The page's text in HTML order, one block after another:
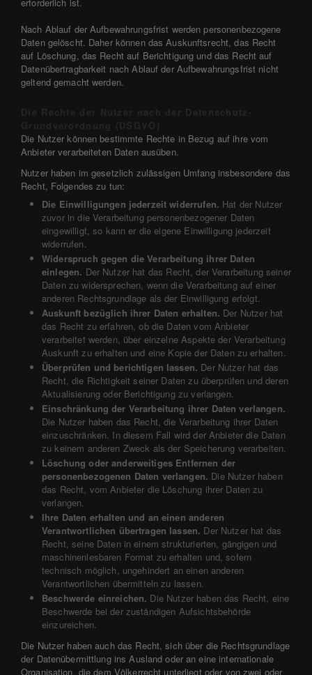
Nach Ablauf der Aufbewahrungsfrist werden personenbezogene
Daten gelöscht. Daher können das Auskunftsrecht, das Recht
auf Löschung, das Recht auf Berichtigung und das Recht auf
Datenübertragbarkeit nach Ablauf der Aufbewahrungsfrist nicht
geltend gemacht werden.
Die Nutzer können bestimmte Rechte in Bezug auf ihre vom
Anbieter verarbeiteten Daten ausüben.
Nutzer haben im gesetzlich zulässigen Umfang insbesondere das
Recht, Folgendes zu tun:
Die Einwilligungen jederzeit widerrufen. Hat der Nutzer
zuvor in die Verarbeitung personenbezogener Daten
eingewilligt, so kann er die eigene Einwilligung jederzeit
widerrufen.
Widerspruch gegen die Verarbeitung ihrer Daten
einlegen. Der Nutzer hat das Recht, der Verarbeitung seiner
Daten zu widersprechen, wenn die Verarbeitung auf einer
anderen Rechtsgrundlage als der Einwilligung erfolgt.
Auskunft bezüglich ihrer Daten erhalten. Der Nutzer hat
das Recht zu erfahren, ob die Daten vom Anbieter
verarbeitet werden, über einzelne Aspekte der Verarbeitung
Auskunft zu erhalten und eine Kopie der Daten zu erhalten.
Überprüfen und berichtigen lassen. Der Nutzer hat das
Recht, die Richtigkeit seiner Daten zu überprüfen und deren
Aktualisierung oder Berichtigung zu verlangen.
Einschränkung der Verarbeitung ihrer Daten verlangen.
Die Nutzer haben das Recht, die Verarbeitung ihrer Daten
einzuschränken. In diesem Fall wird der Anbieter die Daten
zu keinem anderen Zweck als der Speicherung verarbeiten.
Löschung oder anderweitiges Entfernen der
personenbezogenen Daten verlangen. Die Nutzer haben
das Recht, vom Anbieter die Löschung ihrer Daten zu
verlangen.
Ihre Daten erhalten und an einen anderen
Verantwortlichen übertragen lassen. Der Nutzer hat das
Recht, seine Daten in einem strukturierten, gängigen und
maschinenlesbaren Format zu erhalten und, sofern
technisch möglich, ungehindert an einen anderen
Verantwortlichen übermitteln zu lassen.
Beschwerde einreichen. Die Nutzer haben das Recht, eine
Beschwerde bei der zuständigen Aufsichtsbehörde
einzureichen.
Die Nutzer haben auch das Recht, sich über die Rechtsgrundlage
der Datenübermittlung ins Ausland oder an eine internationale
Organisation, die dem Völkerrecht unterliegt oder von zwei oder